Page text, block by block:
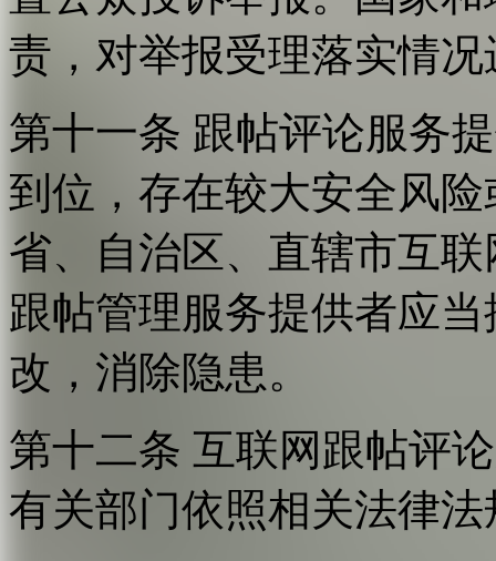
责，对举报受理落实情
第十一条 跟帖评论服务
到位，存在较大安全风
省、自治区、直辖市互
跟帖管理服务提供者应
改，消除隐患。
第十二条 互联网跟帖评
有关部门依照相关法律